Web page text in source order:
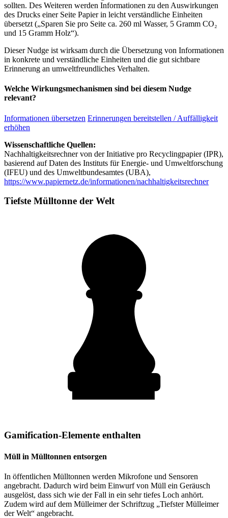
sollten. Des Weiteren werden Informationen zu den Auswirkungen
des Drucks einer Seite Papier in leicht verständliche Einheiten
übersetzt („Sparen Sie pro Seite ca. 260 ml Wasser, 5 Gramm CO₂
und 15 Gramm Holz“).
Dieser Nudge ist wirksam durch die Übersetzung von Informationen
in konkrete und verständliche Einheiten und die gut sichtbare
Erinnerung an umweltfreundliches Verhalten.
Welche Wirkungsmechanismen sind bei diesem Nudge
relevant?
Informationen übersetzen Erinnerungen bereitstellen / Auffälligkeit
erhöhen
Wissenschaftliche Quellen:
Nachhaltigkeitsrechner von der Initiative pro Recyclingpapier (IPR),
basierend auf Daten des Instituts für Energie- und Umweltforschung
(IFEU) und des Umweltbundesamtes (UBA),
https://www.papiernetz.de/informationen/nachhaltigkeitsrechner
Tiefste Mülltonne der Welt
Gamification-Elemente enthalten
Müll in Mülltonnen entsorgen
In öffentlichen Mülltonnen werden Mikrofone und Sensoren
angebracht. Dadurch wird beim Einwurf von Müll ein Geräusch
ausgelöst, dass sich wie der Fall in ein sehr tiefes Loch anhört.
Zudem wird auf dem Mülleimer der Schriftzug „Tiefster Mülleimer
der Welt“ angebracht.